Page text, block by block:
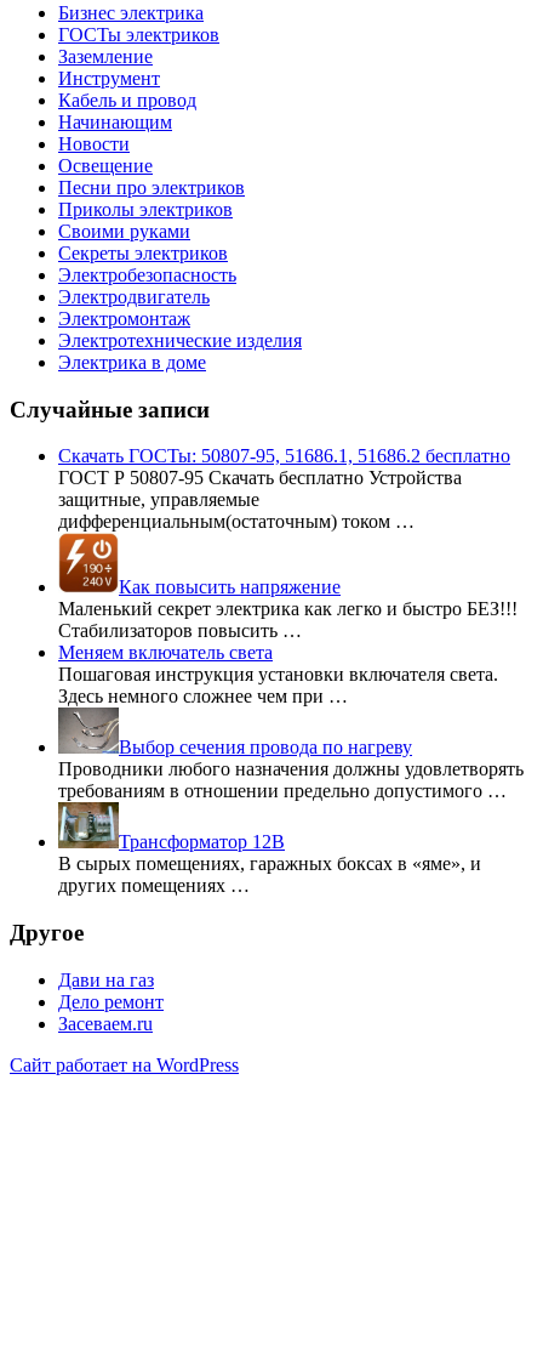
Бизнес электрика
ГОСТы электриков
Заземление
Инструмент
Кабель и провод
Начинающим
Новости
Освещение
Песни про электриков
Приколы электриков
Своими руками
Секреты электриков
Электробезопасность
Электродвигатель
Электромонтаж
Электротехнические изделия
Электрика в доме
Случайные записи
Скачать ГОСТы: 50807-95, 51686.1, 51686.2 бесплатно
ГОСТ Р 50807-95 Скачать бесплатно Устройства
защитные, управляемые
дифференциальным(остаточным) током …
Как повысить напряжение
Маленький секрет электрика как легко и быстро БЕЗ!!!
Стабилизаторов повысить …
Меняем включатель света
Пошаговая инструкция установки включателя света.
Здесь немного сложнее чем при …
Выбор сечения провода по нагреву
Проводники любого назначения должны удовлетворять
требованиям в отношении предельно допустимого …
Трансформатор 12В
В сырых помещениях, гаражных боксах в «яме», и
других помещениях …
Другое
Дави на газ
Дело ремонт
Засеваем.ru
Сайт работает на WordPress